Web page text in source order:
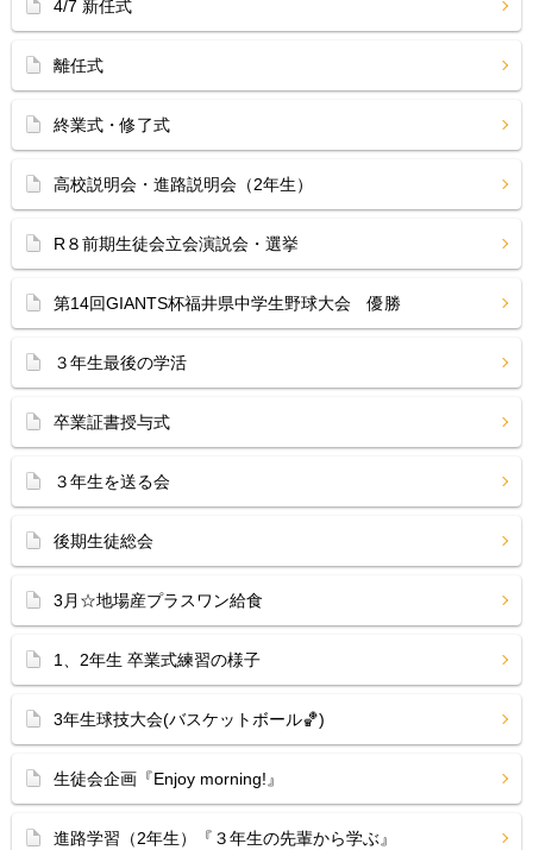
4/7 新任式
離任式
終業式・修了式
高校説明会・進路説明会（2年生）
R８前期生徒会立会演説会・選挙
第14回GIANTS杯福井県中学生野球大会 優勝
３年生最後の学活
卒業証書授与式
３年生を送る会
後期生徒総会
3月☆地場産プラスワン給食
1、2年生 卒業式練習の様子
3年生球技大会(バスケットボール🏀)
生徒会企画『Enjoy morning!』
進路学習（2年生）『３年生の先輩から学ぶ』